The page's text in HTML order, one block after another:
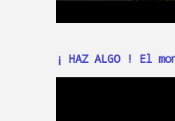
¡ HAZ ALGO ! El